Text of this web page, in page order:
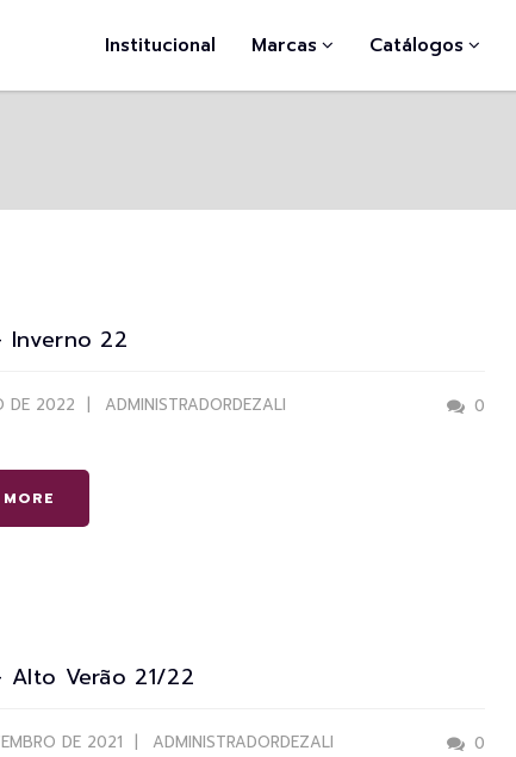
Institucional Marcas Catálogos
Inverno 22
DE 2022 ADMINISTRADORDEZALI 0
Alto Verão 21/22
DE 2021 ADMINISTRADORDEZALI 0